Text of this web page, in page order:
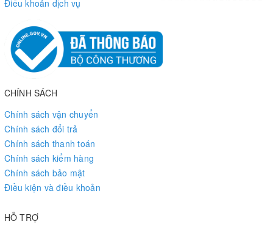
Điều khoản dịch vụ
CHÍNH SÁCH
Chính sách vận chuyển
Chính sách đổi trả
Chính sách thanh toán
Chính sách kiểm hàng
Chính sách bảo mật
Điều kiện và điều khoản
HỖ TRỢ